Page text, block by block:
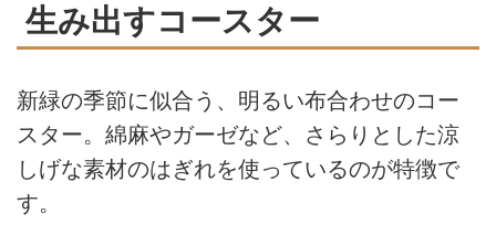
生み出すコースター
新緑の季節に似合う、明るい布合わせのコー
スター。綿麻やガーゼなど、さらりとした涼
しげな素材のはぎれを使っているのが特徴で
す。